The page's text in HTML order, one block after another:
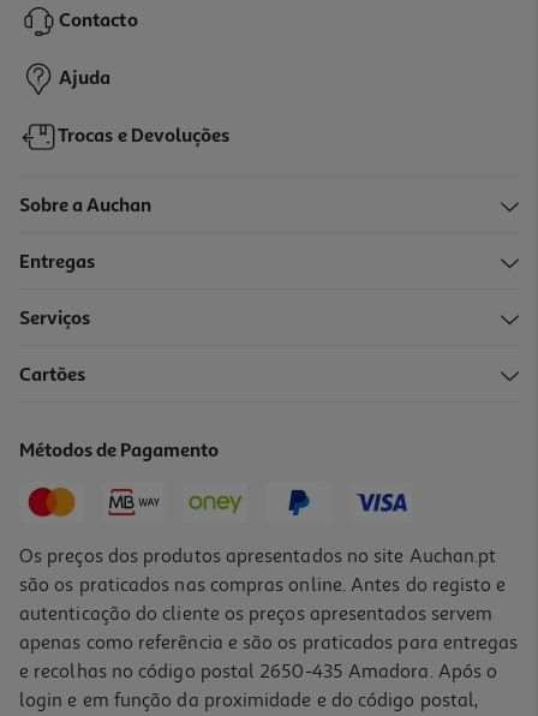
26,05 €
Contacto
Ajuda
Trocas e Devoluções
Sobre a Auchan
Entregas
Serviços
Cartões
Métodos de Pagamento
Os preços dos produtos apresentados no site Auchan.pt
são os praticados nas compras online. Antes do registo e
autenticação do cliente os preços apresentados servem
apenas como referência e são os praticados para entregas
e recolhas no código postal 2650-435 Amadora. Após o
login e em função da proximidade e do código postal,